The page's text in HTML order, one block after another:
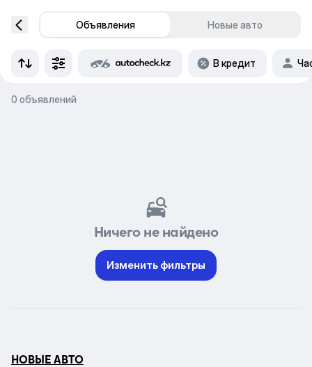
Объявления Новые авто
В кредит
0 объявлений
Ничего не найдено
Изменить фильтры
НОВЫЕ АВТО